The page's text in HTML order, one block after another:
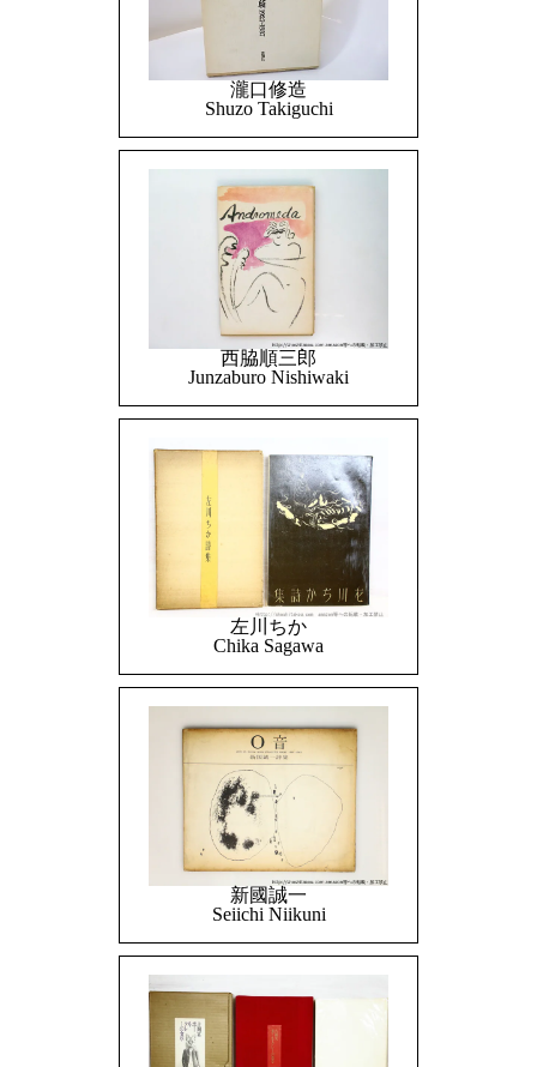
瀧口修造
Shuzo Takiguchi
西脇順三郎
Junzaburo Nishiwaki
左川ちか
Chika Sagawa
新國誠一
Seiichi Niikuni